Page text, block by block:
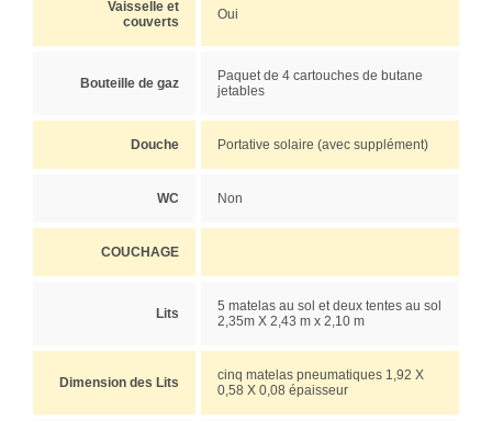
Vaisselle et
couverts
Oui
Bouteille de gaz
Paquet de 4 cartouches de butane
jetables
Douche Portative solaire (avec supplément)
WC Non
COUCHAGE
Lits
5 matelas au sol et deux tentes au sol
2,35m X 2,43 m x 2,10 m
Dimension des Lits
cinq matelas pneumatiques 1,92 X
0,58 X 0,08 épaisseur